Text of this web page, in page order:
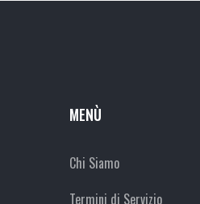
MENÙ
Chi Siamo
Termini di Servizio